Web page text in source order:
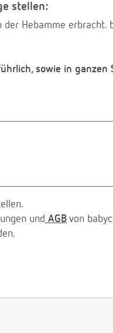
stellen:
Hebamme
sowie in
und AGB von